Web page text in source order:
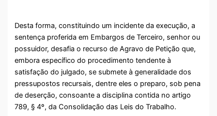
Desta forma, constituindo um incidente da execução, a
sentença proferida em Embargos de Terceiro, senhor ou
possuidor, desafia o recurso de Agravo de Petição que,
embora específico do procedimento tendente à
satisfação do julgado, se submete à generalidade dos
pressupostos recursais, dentre eles o preparo, sob pena
de deserção, consoante a disciplina contida no artigo
789, § 4º, da Consolidação das Leis do Trabalho.